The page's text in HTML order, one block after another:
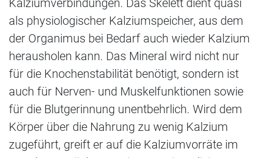
Kalziumverbindungen. Das Skelett dient quasi
als physiologischer Kalziumspeicher, aus dem
der Organimus bei Bedarf auch wieder Kalzium
herausholen kann. Das Mineral wird nicht nur
für die Knochenstabilität benötigt, sondern ist
auch für Nerven- und Muskelfunktionen sowie
für die Blutgerinnung unentbehrlich. Wird dem
Körper über die Nahrung zu wenig Kalzium
zugeführt, greift er auf die Kalziumvorräte im